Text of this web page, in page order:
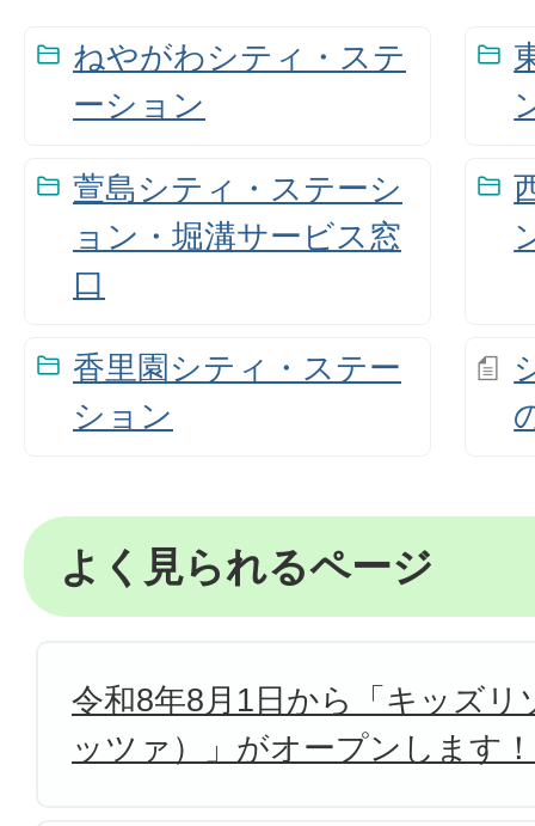
ねやがわシティ・ステ
ーション
萱島シティ・ステーシ
ョン・堀溝サービス窓
口
香里園シティ・ステー
ション
よく見られるページ
令和8年8月1日から「キッズリ
ッツァ）」がオープンします！